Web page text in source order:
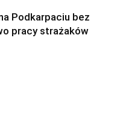
Podkarpaciu bez
pracy strażaków